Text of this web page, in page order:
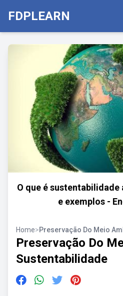
FDPLEARN
O que é
e exemplos -
Home>Preservação Do Meio
Preservação Do
Sustentabilidade